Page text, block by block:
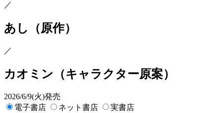
／
あし （原作）
／
カオミン （キャラクター原案）
2026/6/9(火)発売
電子書店
ネット書店 実書店